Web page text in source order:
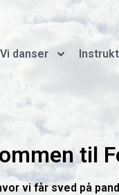
Vi danser
til
vi får sved på